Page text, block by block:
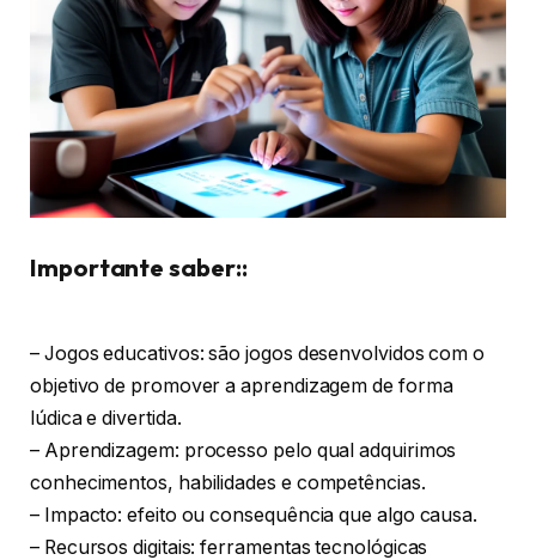
Importante saber::
– Jogos educativos: são jogos desenvolvidos com o
objetivo de promover a aprendizagem de forma
lúdica e divertida.
– Aprendizagem: processo pelo qual adquirimos
conhecimentos, habilidades e competências.
– Impacto: efeito ou consequência que algo causa.
– Recursos digitais: ferramentas tecnológicas